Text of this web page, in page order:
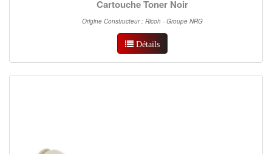
Cartouche Toner Noir
Origine Constructeur : Ricoh - Groupe NRG
Détails